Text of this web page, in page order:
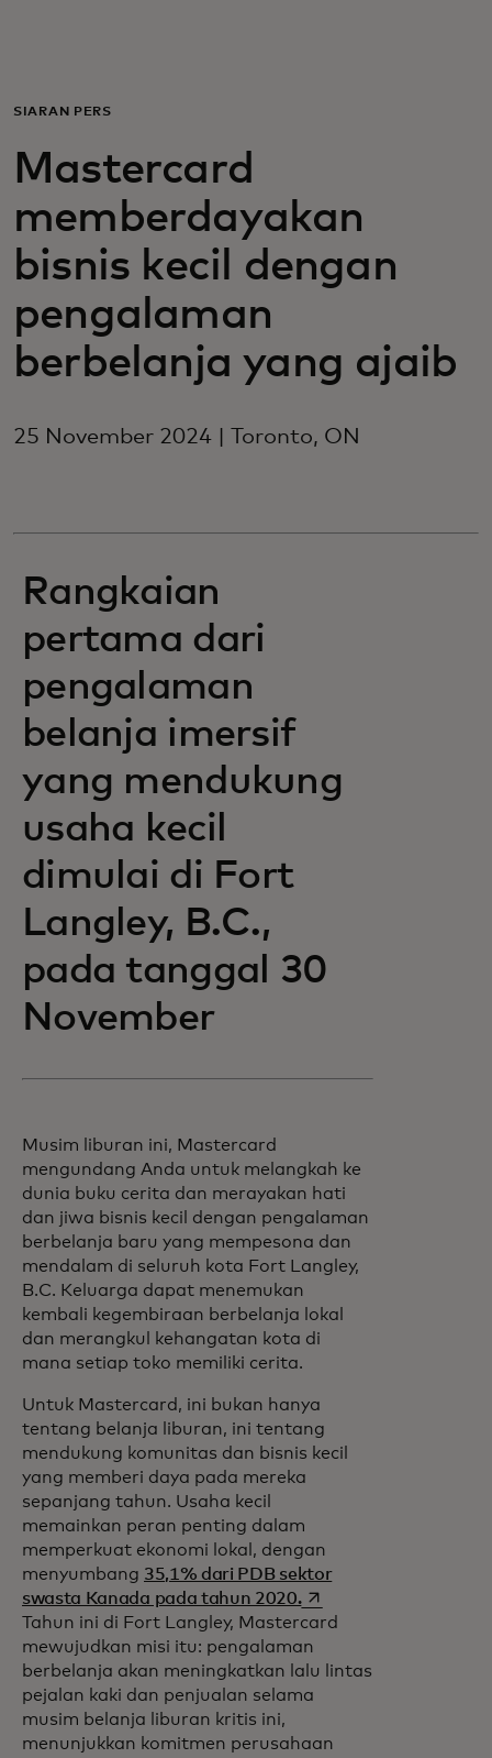
Untuk bisnis
Untuk dunia
Untuk inovator
Berita dan tren
SIARAN PERS
Mastercard
memberdayakan
bisnis kecil dengan
pengalaman
berbelanja yang ajaib
25 November 2024 | Toronto, ON
Rangkaian
pertama dari
pengalaman
belanja imersif
yang mendukung
usaha kecil
dimulai di Fort
Langley, B.C.,
pada tanggal 30
November
Musim liburan ini, Mastercard
mengundang Anda untuk melangkah ke
dunia buku cerita dan merayakan hati
dan jiwa bisnis kecil dengan pengalaman
berbelanja baru yang mempesona dan
mendalam di seluruh kota Fort Langley,
B.C. Keluarga dapat menemukan
kembali kegembiraan berbelanja lokal
dan merangkul kehangatan kota di
mana setiap toko memiliki cerita.
Untuk Mastercard, ini bukan hanya
tentang belanja liburan, ini tentang
mendukung komunitas dan bisnis kecil
yang memberi daya pada mereka
sepanjang tahun. Usaha kecil
memainkan peran penting dalam
memperkuat ekonomi lokal, dengan
menyumbang 35,1% dari PDB sektor
swasta Kanada pada tahun 2020.opens in a new tab
Tahun ini di Fort Langley, Mastercard
mewujudkan misi itu: pengalaman
berbelanja akan meningkatkan lalu lintas
pejalan kaki dan penjualan selama
musim belanja liburan kritis ini,
menunjukkan komitmen perusahaan